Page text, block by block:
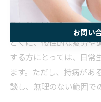
ることから、間接的に
えられています。
とくに、慢性的な疲労や
する方にとっては、日常
ます。ただし、持病があ
談し、無理のない範囲で
お問い
お問い